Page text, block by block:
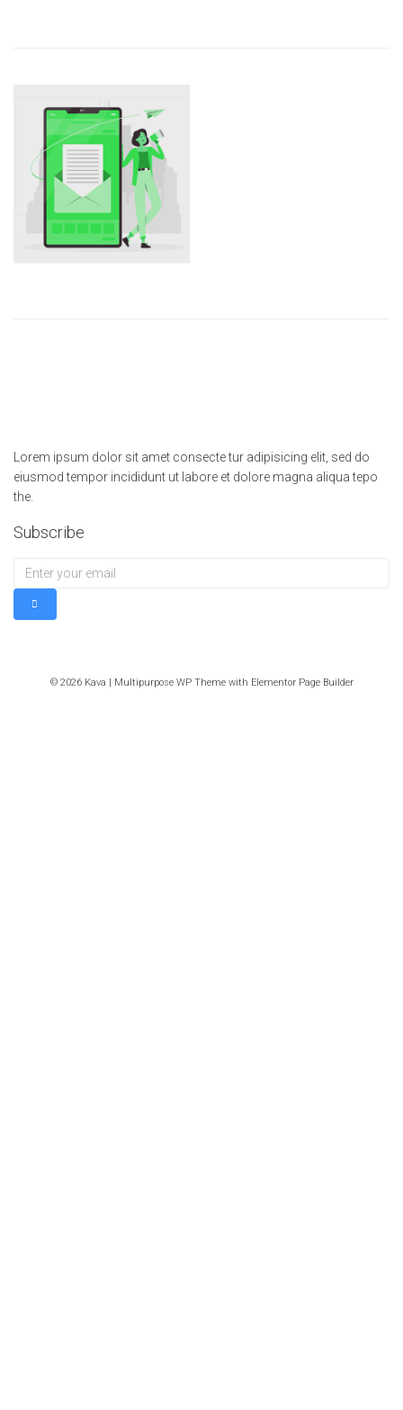
Lorem ipsum dolor sit amet consecte tur adipisicing elit, sed do
eiusmod tempor incididunt ut labore et dolore magna aliqua tepo
the.
Subscribe
© 2026 Kava | Multipurpose WP Theme with Elementor Page Builder